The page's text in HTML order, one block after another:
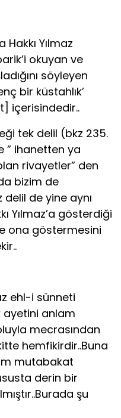
Hakkı Yılmaz
okuyan ve
söyleyen
bir küstahlık’
içerisindedir..
tek delil (bkz 235.
” ihanetten ya
rivayetler” den
bizim de
de yine aynı
Yılmaz’a gösterdiği
ona göstermesini
ehl-i sünneti
ayetini anlam
mecrasından
hemfikirdir..Buna
mutabakat
derin bir
şu